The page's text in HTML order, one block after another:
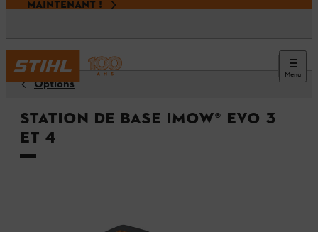
MAINTENANT !
Menu
Options
Station de base iMOW® EVO 3
et 4